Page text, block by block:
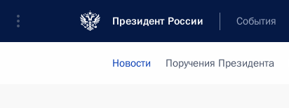
Президент России События
Новости Поручения Президента